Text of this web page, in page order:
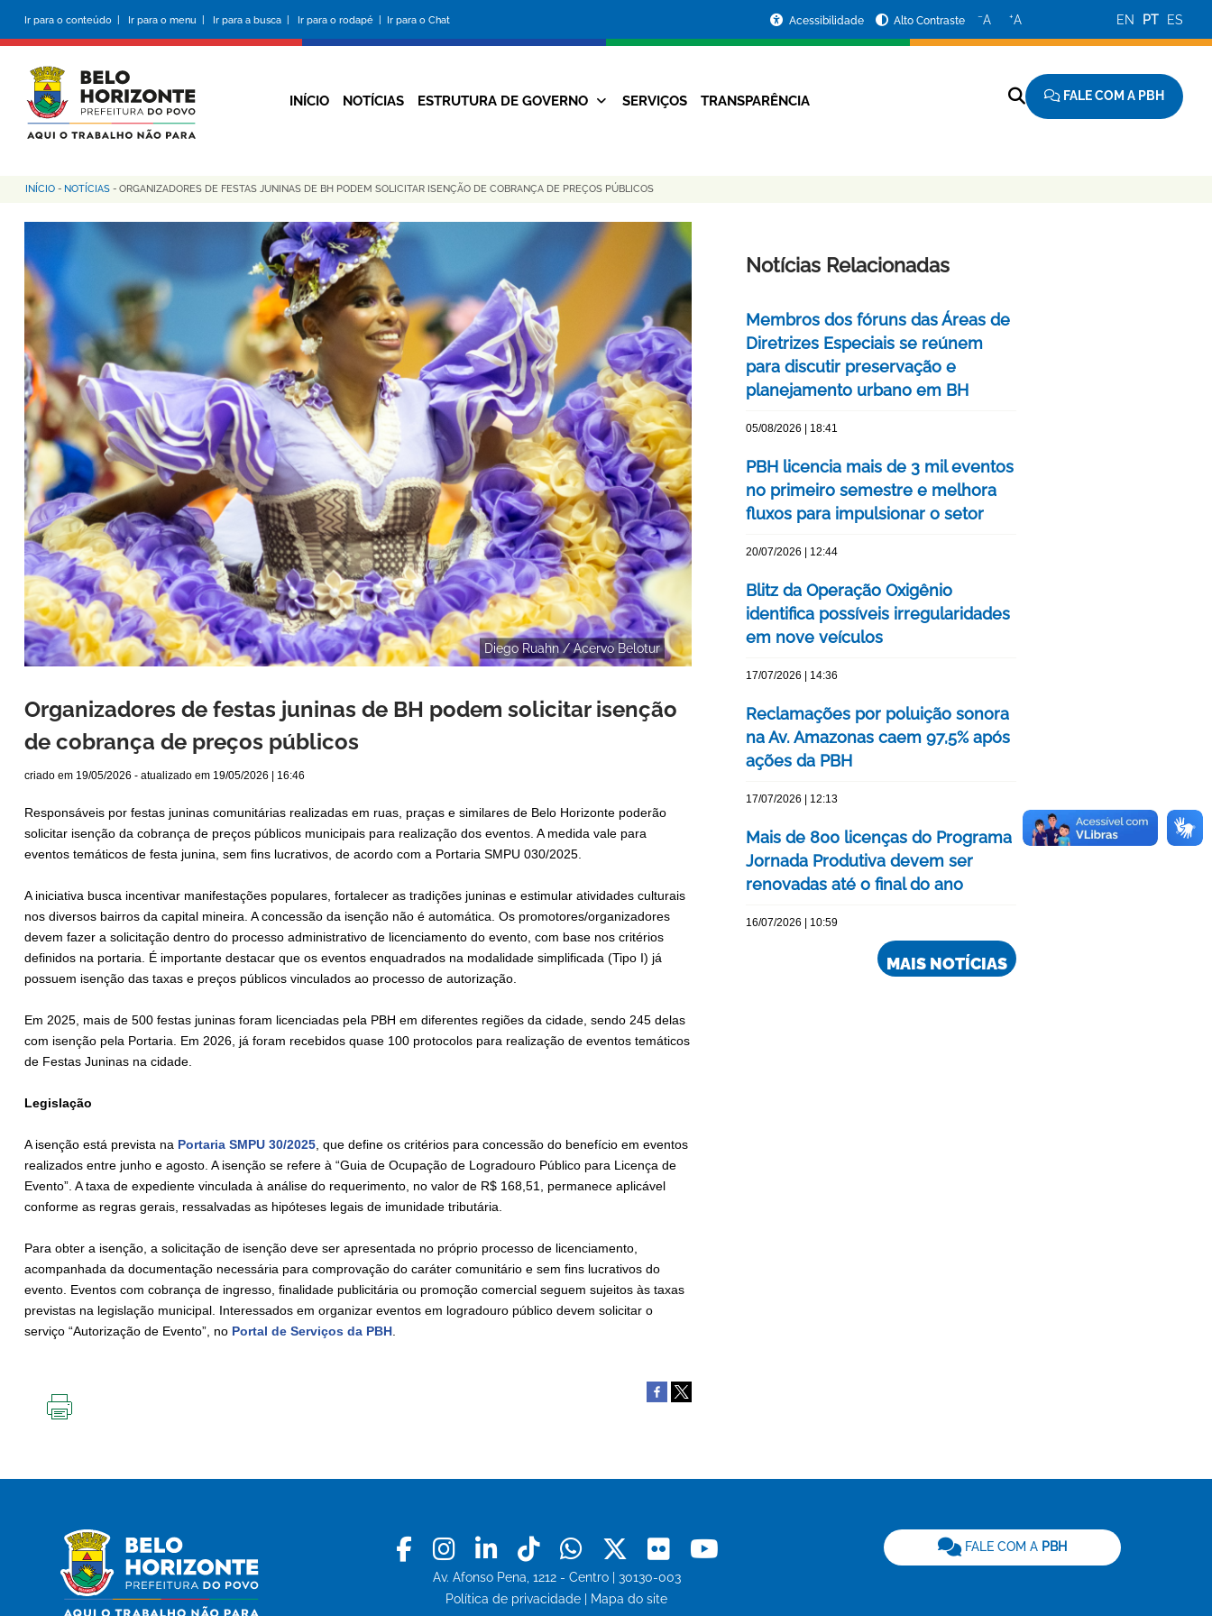
conteúdo
principal
Ir para o conteúdo | Ir para o menu | Ir para a busca | Ir para o rodapé | Ir para o Chat
da
Prefeitura
Acessibilidade Alto Contraste −A +A EN PT ES
Navegação
INÍCIO NOTÍCIAS ESTRUTURA DE GOVERNO SERVIÇOS TRANSPARÊNCIA FALE COM A PBH
Trilha
de
navegação
INÍCIO - NOTÍCIAS - ORGANIZADORES DE FESTAS JUNINAS DE BH PODEM SOLICITAR ISENÇÃO DE COBRANÇA DE PREÇOS PÚBLICOS
Diego Ruahn / Acervo Belotur
Organizadores de festas juninas de BH podem solicitar isenção
de cobrança de preços públicos
criado em 19/05/2026 - atualizado em 19/05/2026 | 16:46
Responsáveis por festas juninas comunitárias realizadas em ruas, praças e similares de Belo Horizonte poderão
solicitar isenção da cobrança de preços públicos municipais para realização dos eventos. A medida vale para
eventos temáticos de festa junina, sem fins lucrativos, de acordo com a Portaria SMPU 030/2025.
A iniciativa busca incentivar manifestações populares, fortalecer as tradições juninas e estimular atividades culturais
nos diversos bairros da capital mineira. A concessão da isenção não é automática. Os promotores/organizadores
devem fazer a solicitação dentro do processo administrativo de licenciamento do evento, com base nos critérios
definidos na portaria. É importante destacar que os eventos enquadrados na modalidade simplificada (Tipo I) já
possuem isenção das taxas e preços públicos vinculados ao processo de autorização.
Em 2025, mais de 500 festas juninas foram licenciadas pela PBH em diferentes regiões da cidade, sendo 245 delas
com isenção pela Portaria. Em 2026, já foram recebidos quase 100 protocolos para realização de eventos temáticos
de Festas Juninas na cidade.
Legislação
A isenção está prevista na Portaria SMPU 30/2025, que define os critérios para concessão do benefício em eventos
realizados entre junho e agosto. A isenção se refere à “Guia de Ocupação de Logradouro Público para Licença de
Evento”. A taxa de expediente vinculada à análise do requerimento, no valor de R$ 168,51, permanece aplicável
conforme as regras gerais, ressalvadas as hipóteses legais de imunidade tributária.
Para obter a isenção, a solicitação de isenção deve ser apresentada no próprio processo de licenciamento,
acompanhada da documentação necessária para comprovação do caráter comunitário e sem fins lucrativos do
evento. Eventos com cobrança de ingresso, finalidade publicitária ou promoção comercial seguem sujeitos às taxas
previstas na legislação municipal. Interessados em organizar eventos em logradouro público devem solicitar o
serviço “Autorização de Evento”, no Portal de Serviços da PBH.
Notícias Relacionadas
Membros dos fóruns das Áreas de
Diretrizes Especiais se reúnem
para discutir preservação e
planejamento urbano em BH
05/08/2026 | 18:41
PBH licencia mais de 3 mil eventos
no primeiro semestre e melhora
fluxos para impulsionar o setor
20/07/2026 | 12:44
Blitz da Operação Oxigênio
identifica possíveis irregularidades
em nove veículos
17/07/2026 | 14:36
Reclamações por poluição sonora
na Av. Amazonas caem 97,5% após
ações da PBH
17/07/2026 | 12:13
Mais de 800 licenças do Programa
Jornada Produtiva devem ser
renovadas até o final do ano
16/07/2026 | 10:59
MAIS NOTÍCIAS
Facebook
Instagram
LinkedinTiktokWhatsapp
X Flickr
Av. Afonso Pena, 1212 - Centro | 30130-003
Política de privacidade
Mapa do site
FALE COM A PBH